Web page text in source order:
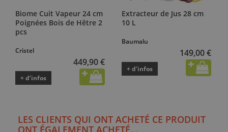
Biome Cuit Vapeur 24 cm
Poignées Bois de Hêtre 2
pcs
Cristel
449,90 €
+ d’infos
Extracteur de Jus 28 cm
10 L
Baumalu
149,00 €
+ d’infos
LES CLIENTS QUI ONT ACHETÉ CE PRODUIT
ONT ÉGALEMENT ACHETÉ...